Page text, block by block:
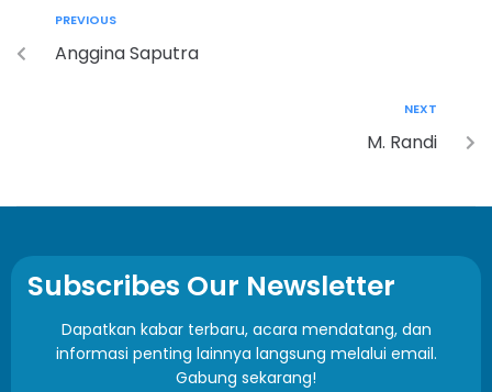
PREVIOUS
Anggina Saputra
NEXT
M. Randi
Subscribes Our Newsletter
Dapatkan kabar terbaru, acara mendatang, dan
informasi penting lainnya langsung melalui email.
Gabung sekarang!